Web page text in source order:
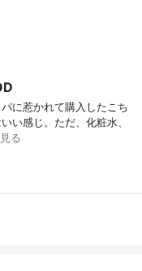
に惹かれて購入したこち
い感じ。ただ、化粧水、
る